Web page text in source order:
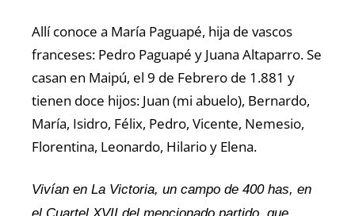
Allí conoce a María Paguapé, hija de vascos
franceses: Pedro Paguapé y Juana Altaparro. Se
casan en Maipú, el 9 de Febrero de 1.881 y
tienen doce hijos: Juan (mi abuelo), Bernardo,
María, Isidro, Félix, Pedro, Vicente, Nemesio,
Florentina, Leonardo, Hilario y Elena.
Vivían en La Victoria, un campo de 400 has, en